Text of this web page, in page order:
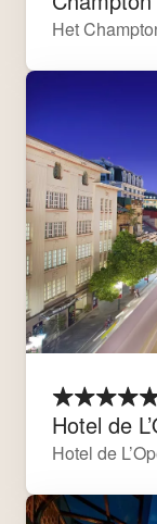
Het
Hotel de
Hotel de